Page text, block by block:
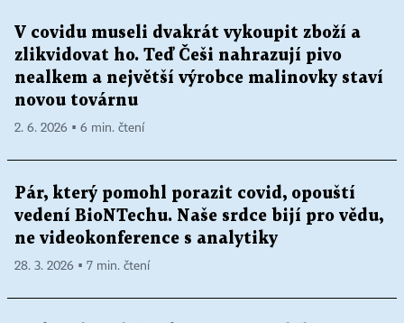
V covidu museli dvakrát vykoupit zboží a
zlikvidovat ho. Teď Češi nahrazují pivo
nealkem a největší výrobce malinovky staví
novou továrnu
2. 6. 2026 ▪ 6 min. čtení
Pár, který pomohl porazit covid, opouští
vedení BioNTechu. Naše srdce bijí pro vědu,
ne videokonference s analytiky
28. 3. 2026 ▪ 7 min. čtení